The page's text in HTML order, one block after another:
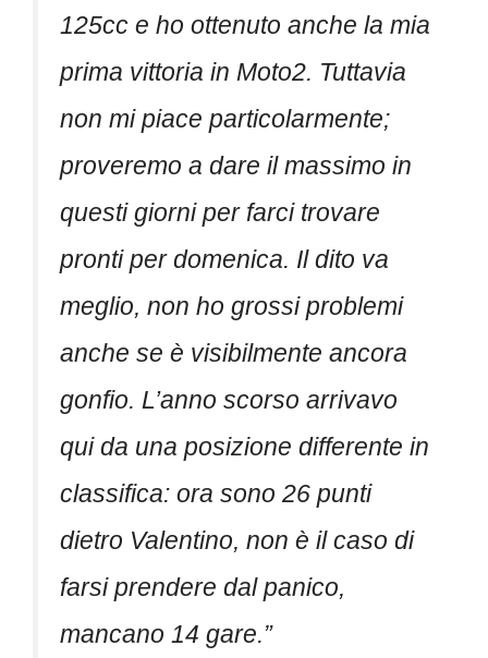
125cc e ho ottenuto anche la mia
prima vittoria in Moto2. Tuttavia
non mi piace particolarmente;
proveremo a dare il massimo in
questi giorni per farci trovare
pronti per domenica. Il dito va
meglio, non ho grossi problemi
anche se è visibilmente ancora
gonfio. L’anno scorso arrivavo
qui da una posizione differente in
classifica: ora sono 26 punti
dietro Valentino, non è il caso di
farsi prendere dal panico,
mancano 14 gare.”